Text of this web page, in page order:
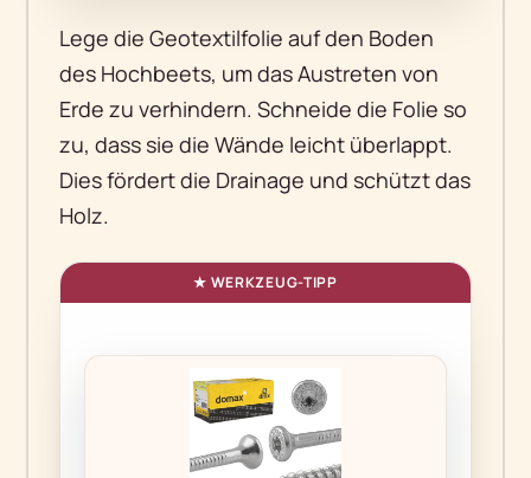
Lege die Geotextilfolie auf den Boden
des Hochbeets, um das Austreten von
Erde zu verhindern. Schneide die Folie so
zu, dass sie die Wände leicht überlappt.
Dies fördert die Drainage und schützt das
Holz.